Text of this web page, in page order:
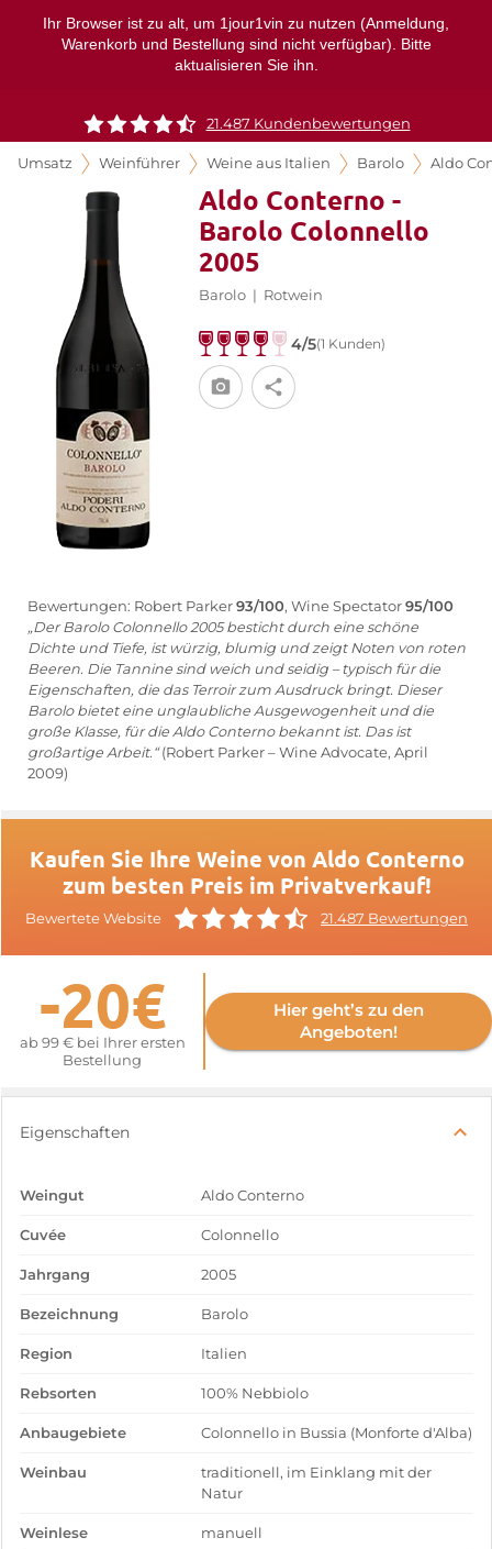
Ihr Browser ist zu alt, um 1jour1vin zu nutzen (Anmeldung,
Warenkorb und Bestellung sind nicht verfügbar). Bitte
aktualisieren Sie ihn.
21.487 Kundenbewertungen
Umsatz Weinführer Weine aus Italien Barolo Aldo
Aldo Conterno -
Barolo Colonnello
2005
Barolo | Rotwein
4/5(1 Kunden)
Bewertungen: Robert Parker 93/100, Wine Spectator 95/100
„Der Barolo Colonnello 2005 besticht durch eine schöne
Dichte und Tiefe, ist würzig, blumig und zeigt Noten von roten
Beeren. Die Tannine sind weich und seidig – typisch für die
Eigenschaften, die das Terroir zum Ausdruck bringt. Dieser
Barolo bietet eine unglaubliche Ausgewogenheit und die
große Klasse, für die Aldo Conterno bekannt ist. Das ist
großartige Arbeit.“(Robert Parker – Wine Advocate, April
2009)
Kaufen Sie Ihre Weine von Aldo Conterno
zum besten Preis im Privatverkauf!
Bewertete Website 21.487 Bewertungen
-20€
ab 99 € bei Ihrer ersten
Bestellung
Hier geht’s zu den
Angeboten!
Eigenschaften
Weingut Aldo Conterno
Cuvée Colonnello
Jahrgang 2005
Bezeichnung Barolo
Region Italien
Rebsorten 100% Nebbiolo
Anbaugebiete Colonnello in Bussia (Monforte d'Alba)
Weinbau
traditionell, im Einklang mit der
Natur
Weinlese manuell